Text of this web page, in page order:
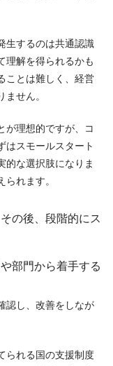
生するのは共通認識
理解を得られるかも
ことは難しく、経営
せん。
が理想的ですが、コ
はスモールスタート
的な選択肢になりま
れます。
の後、段階的にス
部門から着手する
認し、改善をしなが
られる国の支援制度